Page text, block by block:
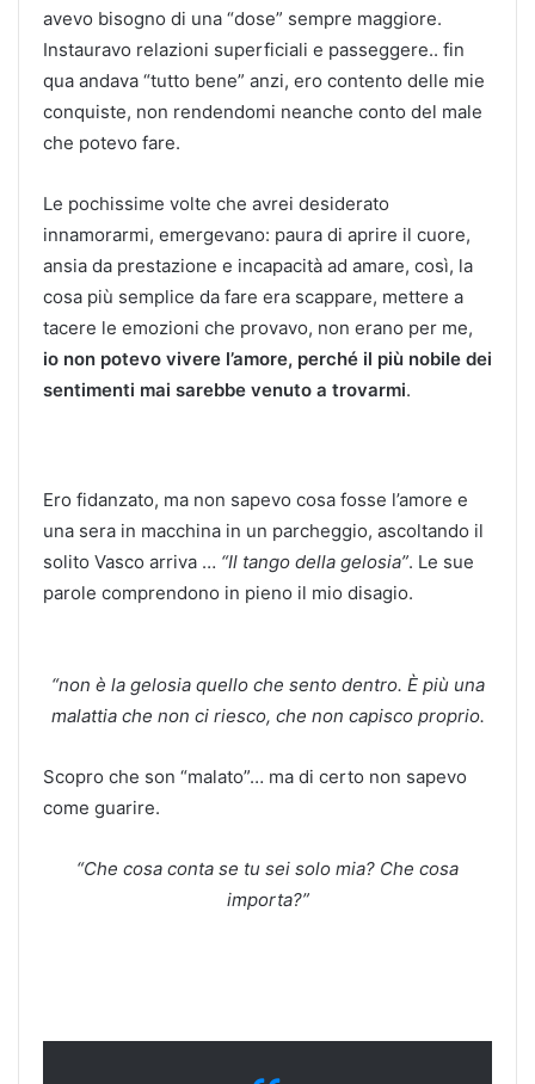
avevo bisogno di una “dose” sempre maggiore.
Instauravo relazioni superficiali e passeggere.. fin
qua andava “tutto bene” anzi, ero contento delle mie
conquiste, non rendendomi neanche conto del male
che potevo fare.
Le pochissime volte che avrei desiderato
innamorarmi, emergevano: paura di aprire il cuore,
ansia da prestazione e incapacità ad amare, così, la
cosa più semplice da fare era scappare, mettere a
tacere le emozioni che provavo, non erano per me,
io non potevo vivere l’amore, perché il più nobile dei
sentimenti mai sarebbe venuto a trovarmi.
Ero fidanzato, ma non sapevo cosa fosse l’amore e
una sera in macchina in un parcheggio, ascoltando il
solito Vasco arriva … “Il tango della gelosia”. Le sue
parole comprendono in pieno il mio disagio.
“non è la gelosia quello che sento dentro. È più una
malattia che non ci riesco, che non capisco proprio.
Scopro che son “malato”… ma di certo non sapevo
come guarire.
“Che cosa conta se tu sei solo mia? Che cosa
importa?”